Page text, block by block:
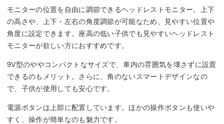
モニターの位置を自由に調節できるヘッドレストモニター。上下
の高さや、上下・左右の角度調節が可能なため、見やすい位置や
角度に設定できます。座高の低い子供でも見やすいヘッドレスト
モニターが欲しい方におすすめです。
9V型のややコンパクトなサイズで、車内の雰囲気を壊さずに設置
できるのもメリット。さらに、角のないスマートデザインなの
で、子供が使用しても安心です。
電源ボタンは上部に配置しています。ほかの操作ボタンも使いや
すく、操作が簡単なのも魅力です。